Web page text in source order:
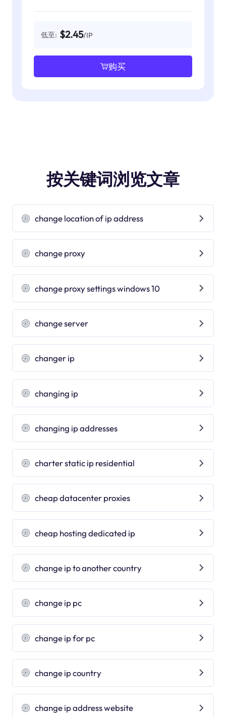
低至: $2.45/IP
购买
按关键词浏览文章
change location of ip address
change proxy
change proxy settings windows 10
change server
changer ip
changing ip
changing ip addresses
charter static ip residential
cheap datacenter proxies
cheap hosting dedicated ip
change ip to another country
change ip pc
change ip for pc
change ip country
change ip address website